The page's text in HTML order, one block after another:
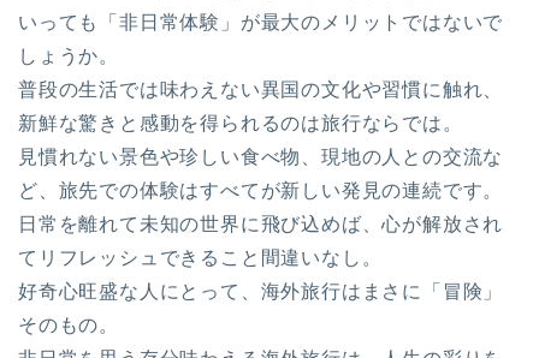
いっても「非日常体験」が最大のメリットではないで
しょうか。
普段の生活では味わえない異国の文化や習慣に触れ、
新鮮な驚きと感動を得られるのは旅行ならでは。
見慣れない景色や珍しい食べ物、現地の人との交流な
ど、旅先での体験はすべてが新しい発見の連続です。
日常を離れて未知の世界に飛び込めば、心が解放され
てリフレッシュできること間違いなし。
好奇心旺盛な人にとって、海外旅行はまさに「冒険」
そのもの。